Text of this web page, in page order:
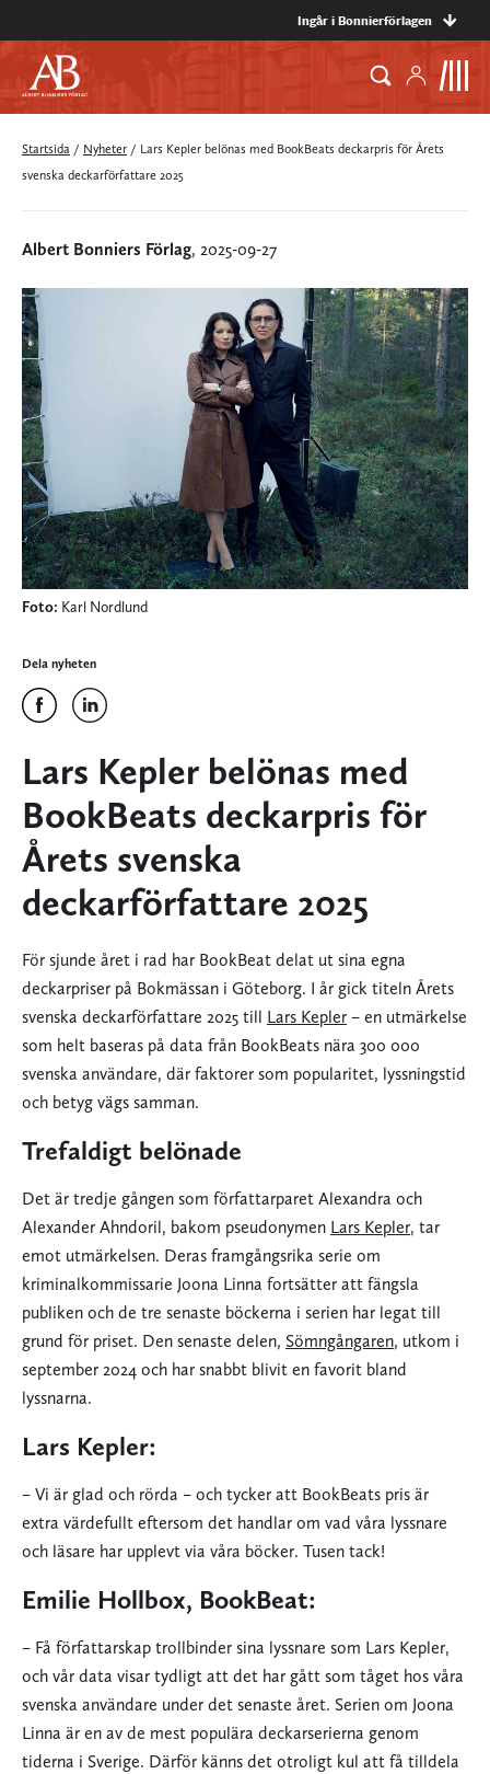
Ingår i Bonnierförlagen
Startsida / Nyheter / Lars Kepler belönas med BookBeats deckarpris för Årets
svenska deckarförfattare 2025
Albert Bonniers Förlag, 2025-09-27
Foto: Karl Nordlund
Dela nyheten
Lars Kepler belönas med
BookBeats deckarpris för
Årets svenska
deckarförfattare 2025
För sjunde året i rad har BookBeat delat ut sina egna
deckarpriser på Bokmässan i Göteborg. I år gick titeln Årets
svenska deckarförfattare 2025 till Lars Kepler – en utmärkelse
som helt baseras på data från BookBeats nära 300 000
svenska användare, där faktorer som popularitet, lyssningstid
och betyg vägs samman.
Trefaldigt belönade
Det är tredje gången som författarparet Alexandra och
Alexander Ahndoril, bakom pseudonymen Lars Kepler, tar
emot utmärkelsen. Deras framgångsrika serie om
kriminalkommissarie Joona Linna fortsätter att fängsla
publiken och de tre senaste böckerna i serien har legat till
grund för priset. Den senaste delen, Sömngångaren, utkom i
september 2024 och har snabbt blivit en favorit bland
lyssnarna.
Lars Kepler:
– Vi är glad och rörda – och tycker att BookBeats pris är
extra värdefullt eftersom det handlar om vad våra lyssnare
och läsare har upplevt via våra böcker. Tusen tack!
Emilie Hollbox, BookBeat:
– Få författarskap trollbinder sina lyssnare som Lars Kepler,
och vår data visar tydligt att det har gått som tåget hos våra
svenska användare under det senaste året. Serien om Joona
Linna är en av de mest populära deckarserierna genom
tiderna i Sverige. Därför känns det otroligt kul att få tilldela